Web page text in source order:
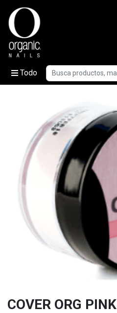
Todo
COVER ORG PINK